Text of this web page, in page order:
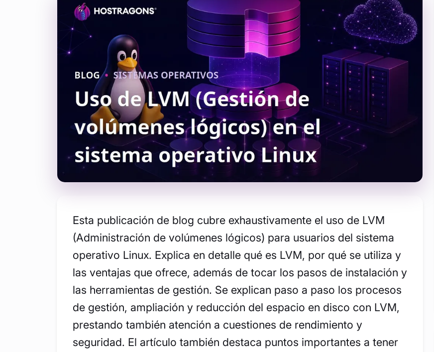
Esta publicación de blog cubre exhaustivamente el uso de LVM
(Administración de volúmenes lógicos) para usuarios del sistema
operativo Linux. Explica en detalle qué es LVM, por qué se utiliza y
las ventajas que ofrece, además de tocar los pasos de instalación y
las herramientas de gestión. Se explican paso a paso los procesos
de gestión, ampliación y reducción del espacio en disco con LVM,
prestando también atención a cuestiones de rendimiento y
seguridad. El artículo también destaca puntos importantes a tener